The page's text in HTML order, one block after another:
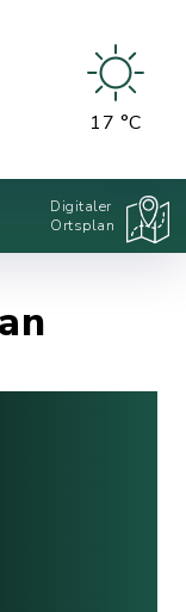
17 °C
Digitaler
Ortsplan